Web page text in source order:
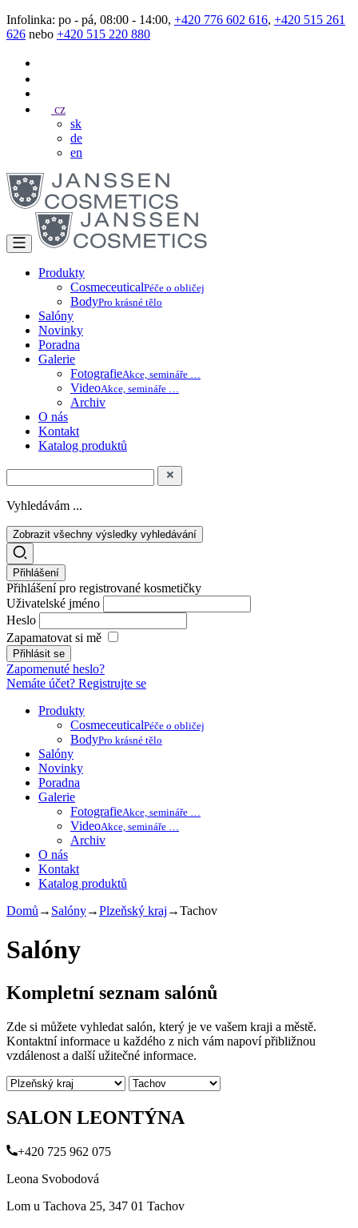
Infolinka: po - pá, 08:00 - 14:00, +420 776 602 616, +420 515 261
626 nebo +420 515 220 880
cz
sk
de
en
Produkty
CosmeceuticalPéče o obličej
BodyPro krásné tělo
Salóny
Novinky
Poradna
Galerie
FotografieAkce, semináře …
VideoAkce, semináře …
Archiv
O nás
Kontakt
Katalog produktů
Vyhledávám ...
Zobrazit všechny výsledky vyhledávání
Přihlášení
Přihlášení pro registrované kosmetičky
Uživatelské jméno
Heslo
Zapamatovat si mě
Zapomenuté heslo?
Nemáte účet? Registrujte se
Produkty
CosmeceuticalPéče o obličej
BodyPro krásné tělo
Salóny
Novinky
Poradna
Galerie
FotografieAkce, semináře …
VideoAkce, semináře …
Archiv
O nás
Kontakt
Katalog produktů
Domů → Salóny→Plzeňský kraj →Tachov
Salóny
Kompletní seznam salónů
Zde si můžete vyhledat salón, který je ve vašem kraji a městě.
Kontaktní informace u každého z nich vám napoví přibližnou
vzdálenost a další užitečné informace.
SALON LEONTÝNA
+420 725 962 075
Leona Svobodová
Lom u Tachova 25, 347 01 Tachov